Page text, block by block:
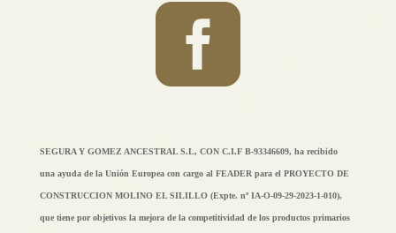

SEGURA Y GOMEZ ANCESTRAL S.L, CON C.I.F B-93346609, ha recibido
una ayuda de la Unión Europea con cargo al FEADER para el PROYECTO DE
CONSTRUCCION MOLINO EL SILILLO (Expte. nº IA-O-09-29-2023-1-010),
que tiene por objetivos la mejora de la competitividad de los productos primarios